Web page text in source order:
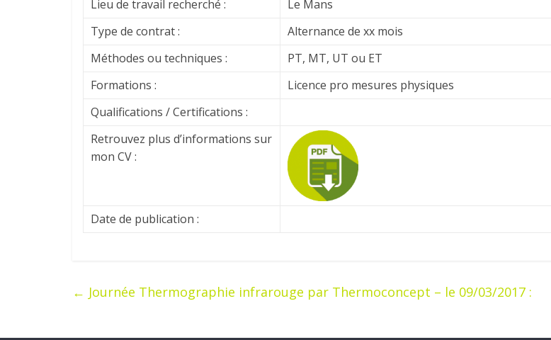
Lieu de travail recherché :
Le Mans
Type de contrat :
Alternance de xx mois
Méthodes ou techniques :
PT, MT, UT ou ET
Formations :
Licence pro mesures physiques
Qualifications / Certifications :
Retrouvez plus d’informations sur
mon CV :
Date de publication :
← Journée Thermographie infrarouge par Thermoconcept – le 09/03/2017 :